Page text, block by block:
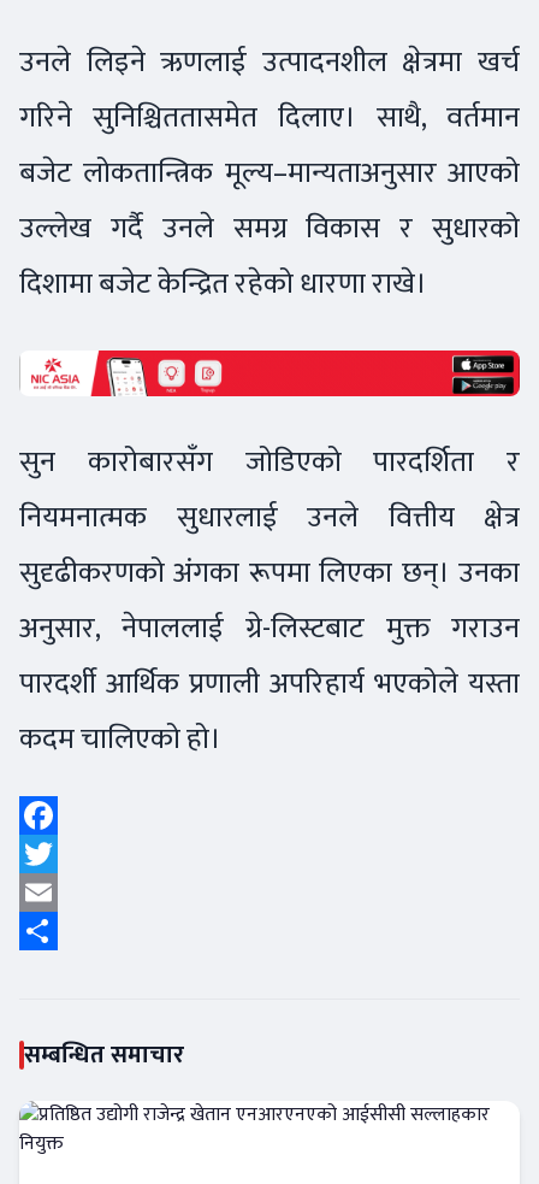
उनले लिइने ऋणलाई उत्पादनशील क्षेत्रमा खर्च
गरिने सुनिश्चिततासमेत दिलाए। साथै, वर्तमान
बजेट लोकतान्त्रिक मूल्य–मान्यताअनुसार आएको
उल्लेख गर्दै उनले समग्र विकास र सुधारको
दिशामा बजेट केन्द्रित रहेको धारणा राखे।
सुन कारोबारसँग जोडिएको पारदर्शिता र
नियमनात्मक सुधारलाई उनले वित्तीय क्षेत्र
सुदृढीकरणको अंगका रूपमा लिएका छन्। उनका
अनुसार, नेपाललाई ग्रे-लिस्टबाट मुक्त गराउन
पारदर्शी आर्थिक प्रणाली अपरिहार्य भएकोले यस्ता
कदम चालिएको हो।
Facebook
Twitter
Email
सम्बन्धित समाचार